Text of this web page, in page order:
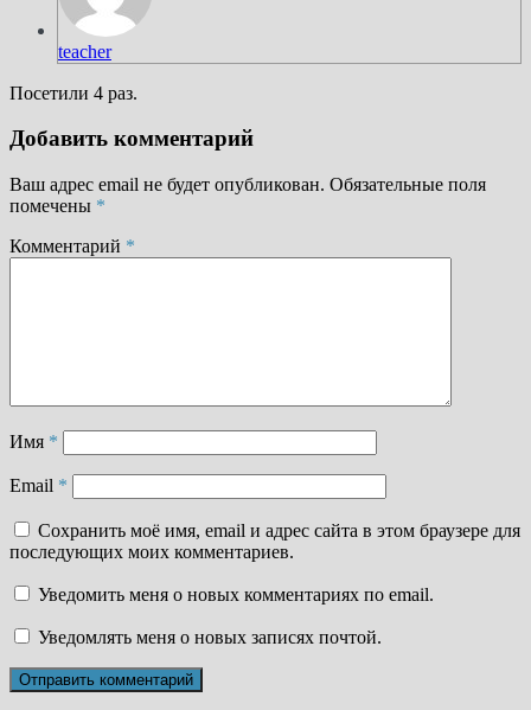
teacher
Посетили 4 раз.
Добавить комментарий
Ваш адрес email не будет опубликован. Обязательные поля
помечены *
Комментарий *
Имя *
Email *
Сохранить моё имя, email и адрес сайта в этом браузере для
последующих моих комментариев.
Уведомить меня о новых комментариях по email.
Уведомлять меня о новых записях почтой.